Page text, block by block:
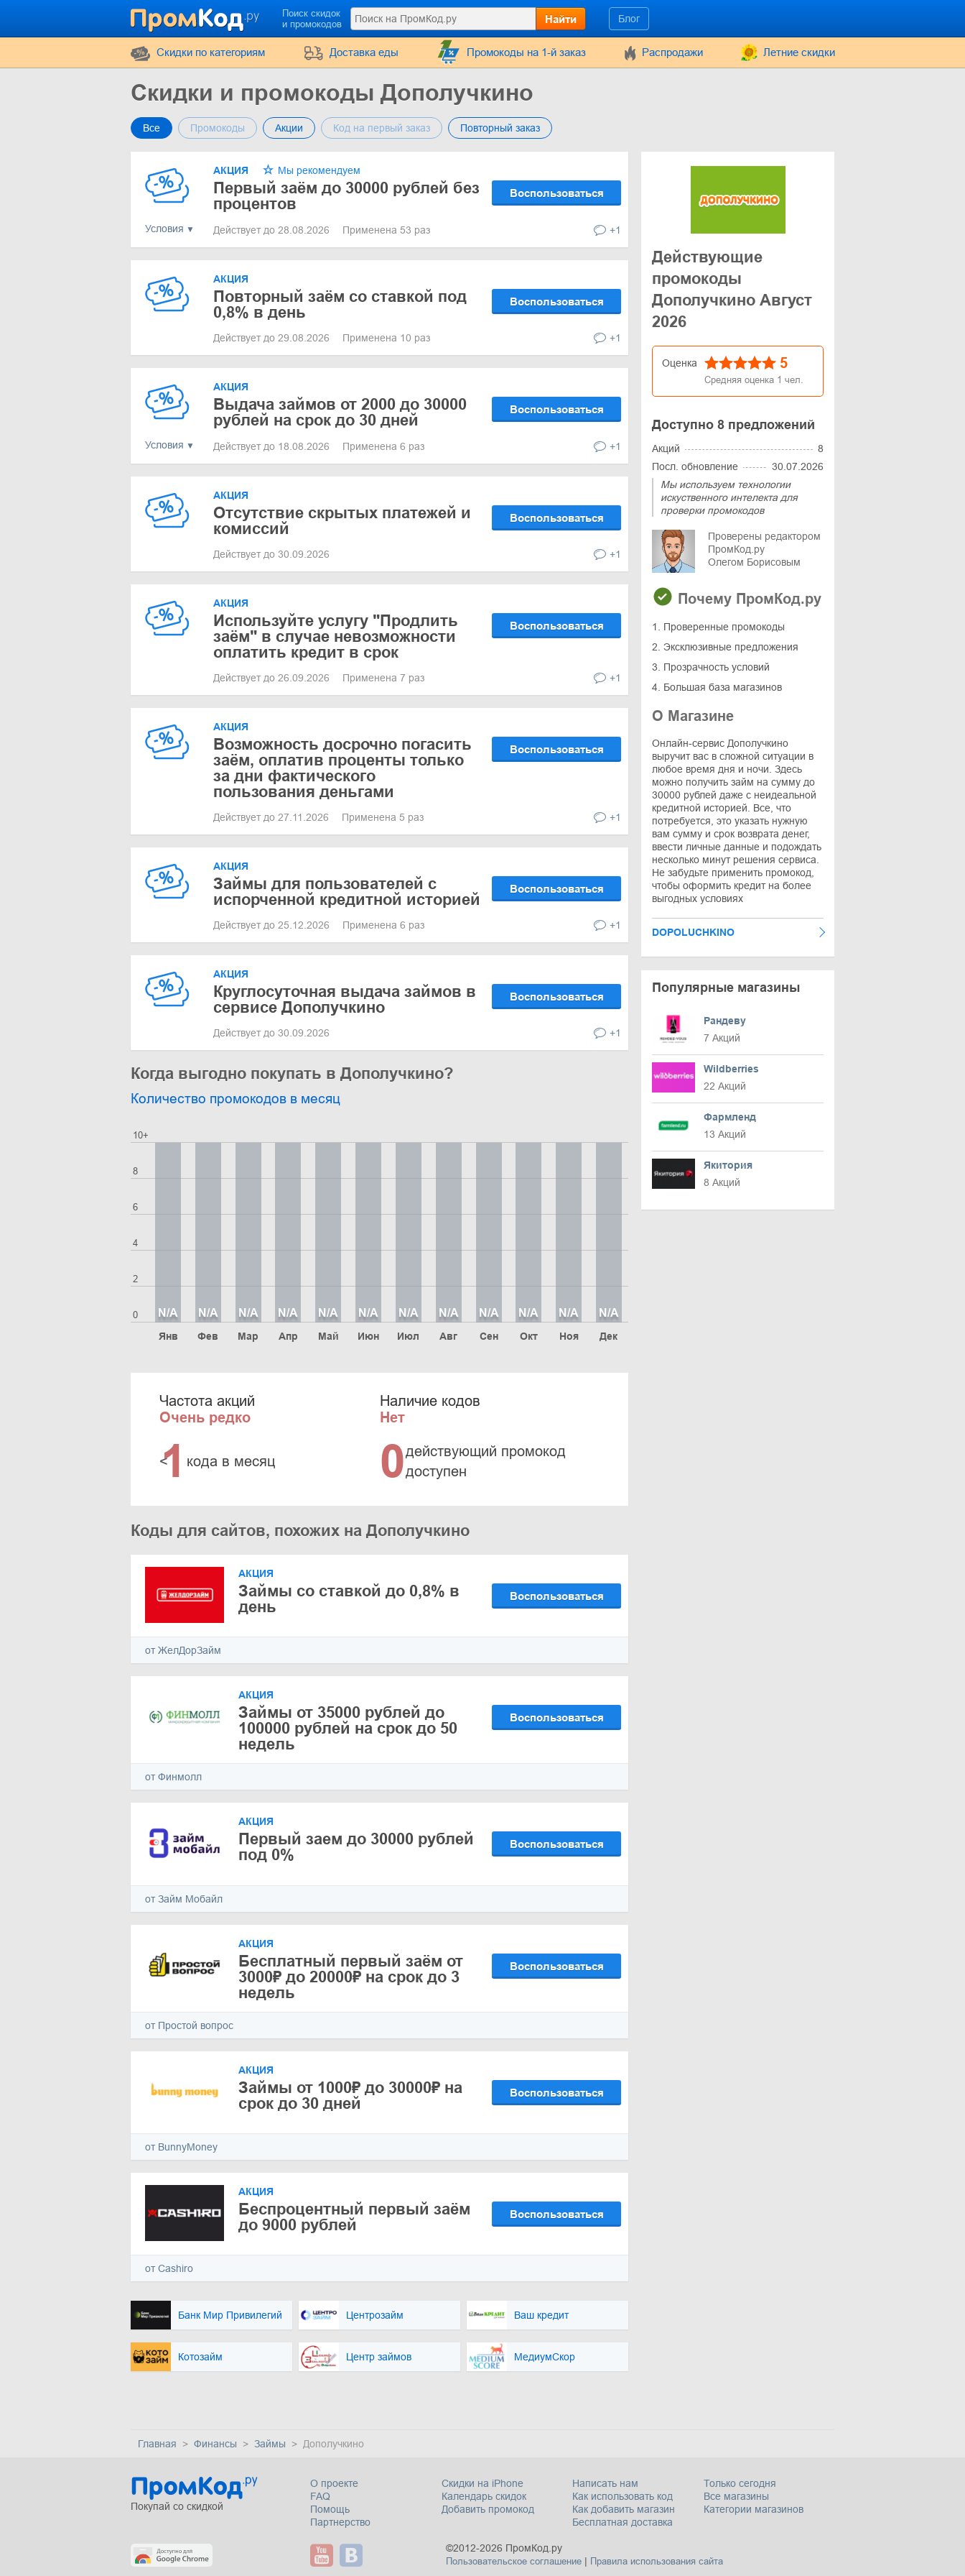
Поиск скидок
и промокодов
Найти Блог
Cкидки по категориям Доставка еды Промокоды на 1-й заказ Распродажи Летние скидки
Скидки и промокоды Дополучкино
Все Промокоды Акции Код на первый заказ Повторный заказ
Условия
АКЦИЯ Мы рекомендуем
Первый заём до 30000 рублей без
процентов
Воспользоваться
Действует до 28.08.2026 Применена 53 раз +1
АКЦИЯ
Повторный заём со ставкой под
0,8% в день
Воспользоваться
Действует до 29.08.2026 Применена 10 раз +1
Условия
АКЦИЯ
Выдача займов от 2000 до 30000
рублей на срок до 30 дней
Воспользоваться
Действует до 18.08.2026 Применена 6 раз +1
АКЦИЯ
Отсутствие скрытых платежей и
комиссий
Воспользоваться
Действует до 30.09.2026 +1
АКЦИЯ
Используйте услугу "Продлить
заём" в случае невозможности
оплатить кредит в срок
Воспользоваться
Действует до 26.09.2026 Применена 7 раз +1
АКЦИЯ
Возможность досрочно погасить
заём, оплатив проценты только
за дни фактического
пользования деньгами
Воспользоваться
Действует до 27.11.2026 Применена 5 раз +1
АКЦИЯ
Займы для пользователей с
испорченной кредитной историей
Воспользоваться
Действует до 25.12.2026 Применена 6 раз +1
АКЦИЯ
Круглосуточная выдача займов в
сервисе Дополучкино
Воспользоваться
Действует до 30.09.2026 +1
Когда выгодно покупать в Дополучкино?
Количество промокодов в месяц
0
2
4
6
8
10+
Янв
N/A
Фев
N/A
Мар
N/A
Апр
N/A
Май
N/A
Июн
N/A
Июл
N/A
Авг
N/A
Сен
N/A
Окт
N/A
Ноя
N/A
Дек
N/A
Частота акций
Очень редко
<
1 кода в месяц
Наличие кодов
Нет
0действующий промокод
доступен
Коды для сайтов, похожих на Дополучкино
АКЦИЯ
Займы со ставкой до 0,8% в
день
Воспользоваться
от ЖелДорЗайм
АКЦИЯ
Займы от 35000 рублей до
100000 рублей на срок до 50
недель
Воспользоваться
от Финмолл
АКЦИЯ
Первый заем до 30000 рублей
под 0%
Воспользоваться
от Займ Мобайл
АКЦИЯ
Бесплатный первый заём от
3000₽ до 20000₽ на срок до 3
недель
Воспользоваться
от Простой вопрос
АКЦИЯ
Займы от 1000₽ до 30000₽ на
срок до 30 дней
Воспользоваться
от BunnyMoney
АКЦИЯ
Беспроцентный первый заём
до 9000 рублей
Воспользоваться
от Cashiro
Банк Мир Привилегий Центрозайм Ваш кредит
Котозайм Центр займов МедиумСкор
Действующие
промокоды
Дополучкино Август
2026
Оценка 5
Средняя оценка 1 чел.
Доступно 8 предложений
Акций
8
Посл. обновление
30.07.2026
Мы используем технологии
искуственного интелекта для
проверки промокодов
Проверены редактором
ПромКод.ру
Олегом Борисовым
Почему ПромКод.ру
1. Проверенные промокоды
2. Эксклюзивные предложения
3. Прозрачность условий
4. Большая база магазинов
О Магазине
Онлайн-сервис Дополучкино
выручит вас в сложной ситуации в
любое время дня и ночи. Здесь
можно получить займ на сумму до
30000 рублей даже с неидеальной
кредитной историей. Все, что
потребуется, это указать нужную
вам сумму и срок возврата денег,
ввести личные данные и подождать
несколько минут решения сервиса.
Не забудьте применить промокод,
чтобы оформить кредит на более
выгодных условиях
DOPOLUCHKINO
Популярные магазины
Рандеву
7 Акций
Wildberries
22 Акций
Фармленд
13 Акций
Якитория
8 Акций
Главная Финансы Займы Дополучкино
Покупай со скидкой
О проекте
FAQ
Помощь
Партнерство
Скидки на iPhone
Календарь скидок
Добавить промокод
Написать нам
Как использовать код
Как добавить магазин
Бесплатная доставка
Только сегодня
Все магазины
Категории магазинов
©2012-2026 ПромКод.ру
Пользовательское соглашение| Правила использования сайта